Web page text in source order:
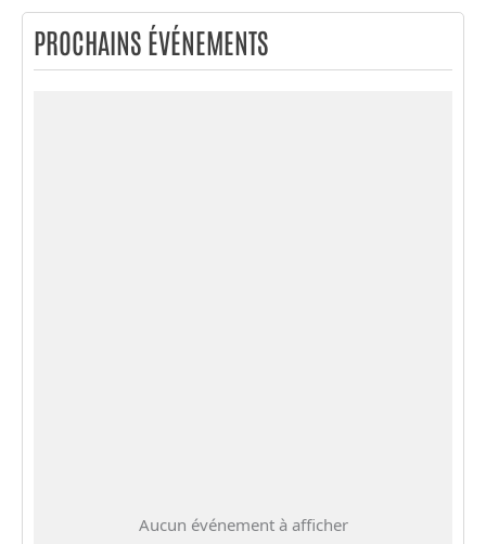
PROCHAINS ÉVÉNEMENTS
Aucun événement à afficher